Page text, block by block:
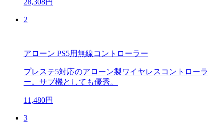
28,308円
2
アローン PS5用無線コントローラー
プレステ5対応のアローン製ワイヤレスコントローラ
ー。サブ機としても優秀。
11,480円
3